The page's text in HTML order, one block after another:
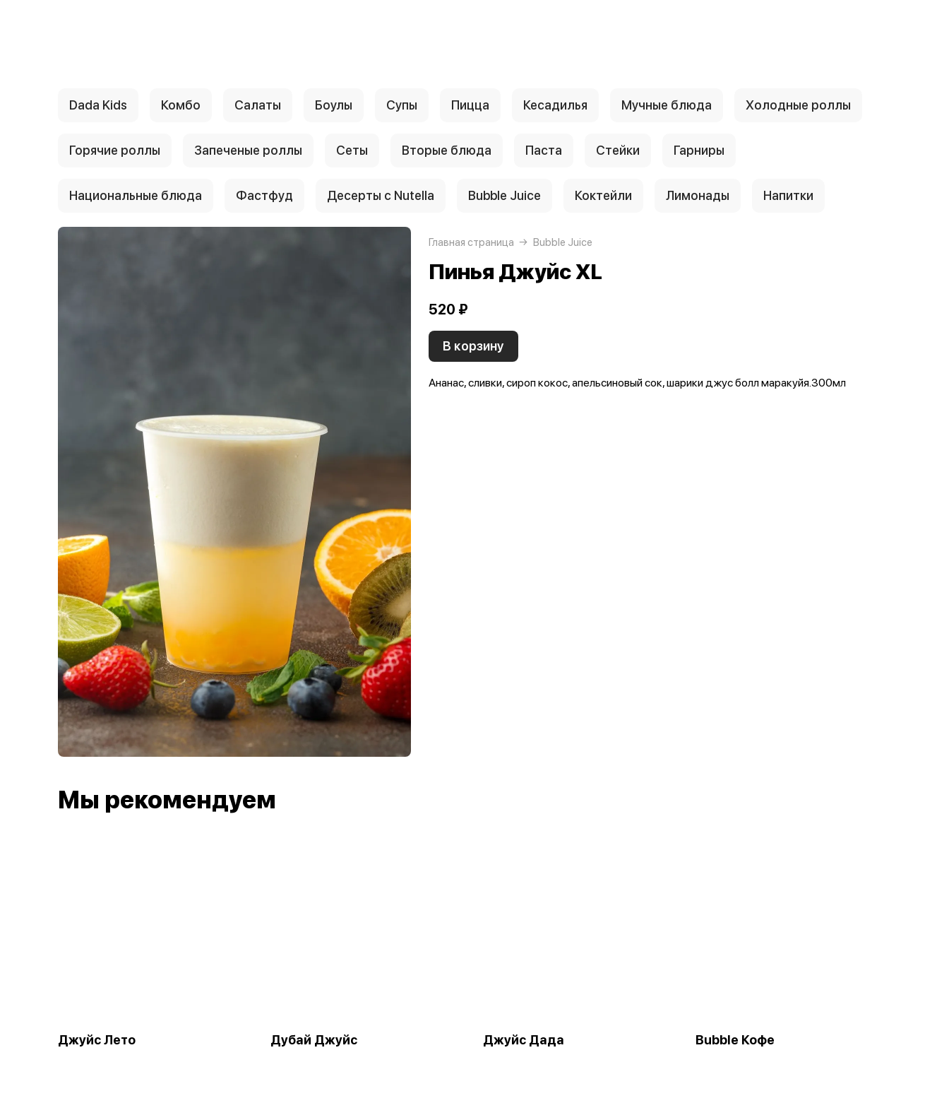
Dada Kids Комбо Салаты Боулы Супы Пицца Кесадилья Мучные блюда Холодные роллы
Горячие роллы Запеченые роллы Сеты Вторые блюда Паста Стейки Гарниры
Национальные блюда Фастфуд Десерты с Nutella Bubble Juice Коктейли Лимонады Напитки
Главная страница Bubble Juice
Пинья Джуйс XL
520 ₽
В корзину
Ананас, сливки, сироп кокос, апельсиновый сок, шарики джус болл маракуйя.300мл
Мы рекомендуем
Джуйс Лето Дубай Джуйс Джуйс Дада Bubble Кофе